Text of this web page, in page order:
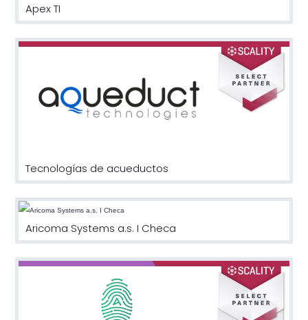
Apex TI
Tecnologías de acueductos
Aricoma Systems a.s. I Checa